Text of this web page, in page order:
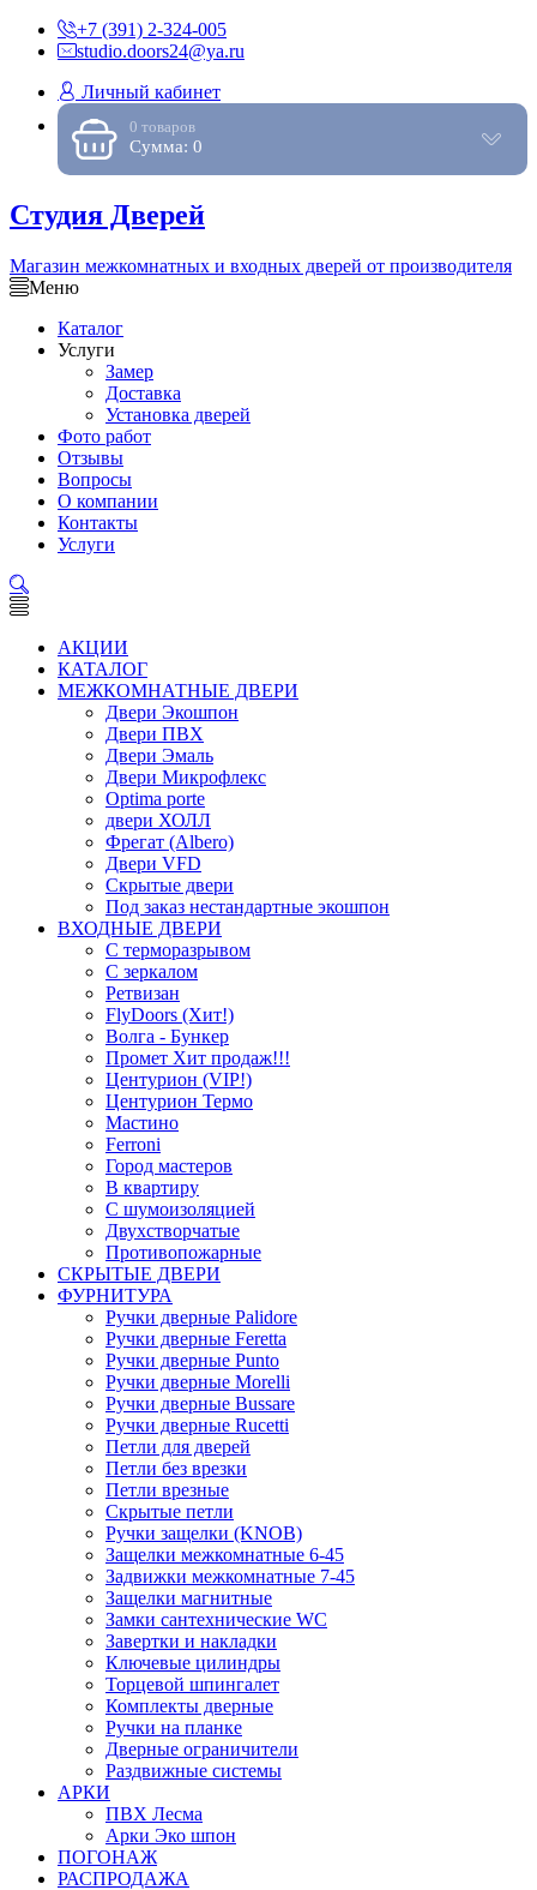
+7 (391) 2-324-005
studio.doors24@ya.ru
Личный кабинет
0 товаров
Сумма: 0
Студия Дверей
Магазин межкомнатных и входных дверей от производителя
Меню
Каталог
Услуги
Замер
Доставка
Установка дверей
Фото работ
Отзывы
Вопросы
О компании
Контакты
Услуги
АКЦИИ
КАТАЛОГ
МЕЖКОМНАТНЫЕ ДВЕРИ
Двери Экошпон
Двери ПВХ
Двери Эмаль
Двери Микрофлекс
Optima porte
двери ХОЛЛ
Фрегат (Albero)
Двери VFD
Скрытые двери
Под заказ нестандартные экошпон
ВХОДНЫЕ ДВЕРИ
С терморазрывом
С зеркалом
Ретвизан
FlyDoors (Хит!)
Волга - Бункер
Промет Хит продаж!!!
Центурион (VIP!)
Центурион Термо
Мастино
Ferroni
Город мастеров
В квартиру
С шумоизоляцией
Двухстворчатые
Противопожарные
СКРЫТЫЕ ДВЕРИ
ФУРНИТУРА
Ручки дверные Palidore
Ручки дверные Feretta
Ручки дверные Punto
Ручки дверные Morelli
Ручки дверные Bussare
Ручки дверные Rucetti
Петли для дверей
Петли без врезки
Петли врезные
Скрытые петли
Ручки защелки (KNOB)
Защелки межкомнатные 6-45
Задвижки межкомнатные 7-45
Защелки магнитные
Замки сантехнические WC
Завертки и накладки
Ключевые цилиндры
Торцевой шпингалет
Комплекты дверные
Ручки на планке
Дверные ограничители
Раздвижные системы
АРКИ
ПВХ Лесма
Арки Эко шпон
ПОГОНАЖ
РАСПРОДАЖА